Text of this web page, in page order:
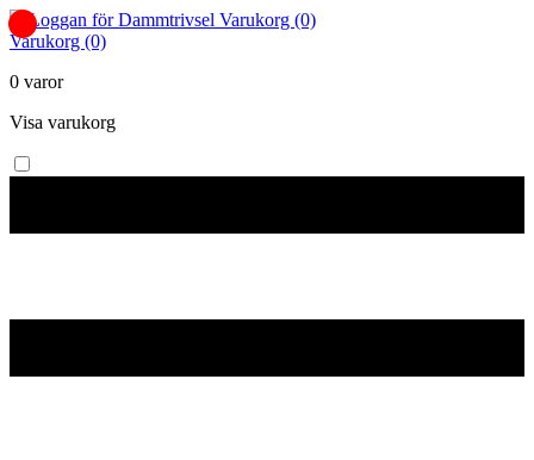
Varukorg (0)
Varukorg (0)
0 varor
Visa varukorg